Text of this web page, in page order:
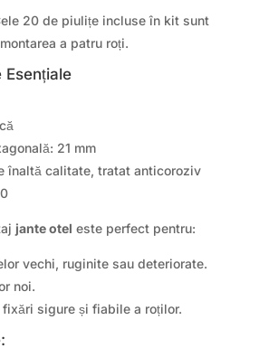
20 de piulițe incluse în kit sunt
a patru roți.
Esențiale
21 mm
înaltă calitate, tratat anticoroziv
jante otel este perfect pentru:
vechi, ruginite sau deteriorate.
noi.
sigure și fiabile a roților.